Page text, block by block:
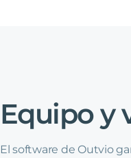
Equipoy
El software de Outvio